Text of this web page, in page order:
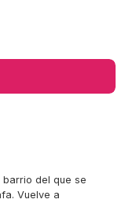
del que se
Vuelve a